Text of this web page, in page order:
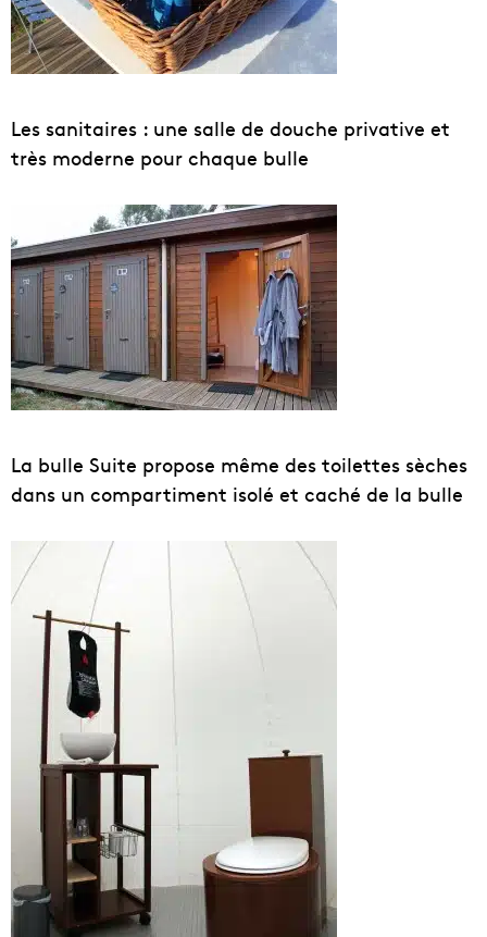
Les sanitaires : une salle de douche privative et
très moderne pour chaque bulle
La bulle Suite propose même des toilettes sèches
dans un compartiment isolé et caché de la bulle